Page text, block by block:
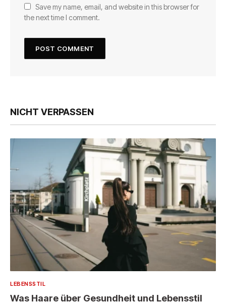
Save my name, email, and website in this browser for
the next time I comment.
NICHT VERPASSEN
LEBENSSTIL
Was Haare über Gesundheit und Lebensstil